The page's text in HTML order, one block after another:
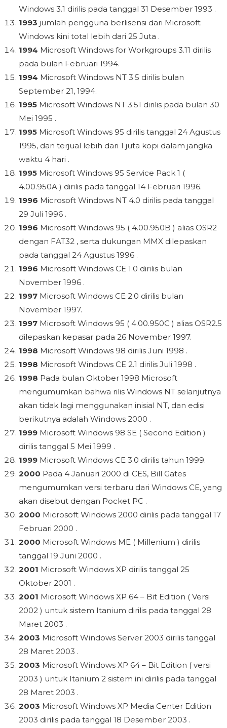
Windows 3.1 dirilis pada tanggal 31 Desember 1993 .
1993 jumlah pengguna berlisensi dari Microsoft
Windows kini total lebih dari 25 Juta .
1994 Microsoft Windows for Workgroups 3.11 dirilis
pada bulan Februari 1994.
1994 Microsoft Windows NT 3.5 dirilis bulan
September 21, 1994.
1995 Microsoft Windows NT 3.51 dirilis pada bulan 30
Mei 1995 .
1995 Microsoft Windows 95 dirilis tanggal 24 Agustus
1995, dan terjual lebih dari 1 juta kopi dalam jangka
waktu 4 hari .
1995 Microsoft Windows 95 Service Pack 1 (
4.00.950A ) dirilis pada tanggal 14 Februari 1996.
1996 Microsoft Windows NT 4.0 dirilis pada tanggal
29 Juli 1996 .
1996 Microsoft Windows 95 ( 4.00.950B ) alias OSR2
dengan FAT32 , serta dukungan MMX dilepaskan
pada tanggal 24 Agustus 1996 .
1996 Microsoft Windows CE 1.0 dirilis bulan
November 1996 .
1997 Microsoft Windows CE 2.0 dirilis bulan
November 1997.
1997 Microsoft Windows 95 ( 4.00.950C ) alias OSR2.5
dilepaskan kepasar pada 26 November 1997.
1998 Microsoft Windows 98 dirilis Juni 1998 .
1998 Microsoft Windows CE 2.1 dirilis Juli 1998 .
1998 Pada bulan Oktober 1998 Microsoft
mengumumkan bahwa rilis Windows NT selanjutnya
akan tidak lagi menggunakan inisial NT, dan edisi
berikutnya adalah Windows 2000 .
1999 Microsoft Windows 98 SE ( Second Edition )
dirilis tanggal 5 Mei 1999 .
1999 Microsoft Windows CE 3.0 dirilis tahun 1999.
2000 Pada 4 Januari 2000 di CES, Bill Gates
mengumumkan versi terbaru dari Windows CE, yang
akan disebut dengan Pocket PC .
2000 Microsoft Windows 2000 dirilis pada tanggal 17
Februari 2000 .
2000 Microsoft Windows ME ( Millenium ) dirilis
tanggal 19 Juni 2000 .
2001 Microsoft Windows XP dirilis tanggal 25
Oktober 2001 .
2001 Microsoft Windows XP 64 – Bit Edition ( Versi
2002 ) untuk sistem Itanium dirilis pada tanggal 28
Maret 2003 .
2003 Microsoft Windows Server 2003 dirilis tanggal
28 Maret 2003 .
2003 Microsoft Windows XP 64 – Bit Edition ( versi
2003 ) untuk Itanium 2 sistem ini dirilis pada tanggal
28 Maret 2003 .
2003 Microsoft Windows XP Media Center Edition
2003 dirilis pada tanggal 18 Desember 2003 .